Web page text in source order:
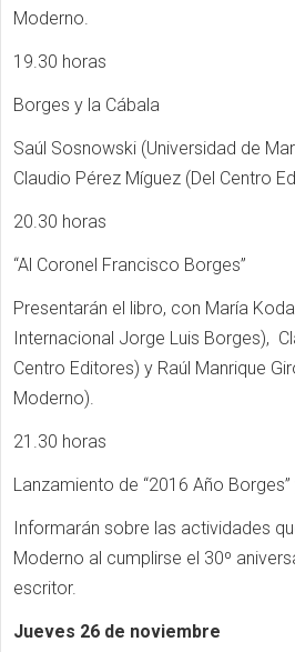
Moderno.
19.30 horas
Borges y la Cábala
Saúl Sosnowski (Universidad de
Claudio Pérez Míguez (Del Centro
20.30 horas
“Al Coronel Francisco Borges”
Presentarán el libro, con María
Internacional Jorge Luis Borges),
Centro Editores) y Raúl Manrique
Moderno).
21.30 horas
Lanzamiento de “2016 Año
Informarán sobre las actividades
Moderno al cumplirse el 30º
escritor.
Jueves 26 de noviembre